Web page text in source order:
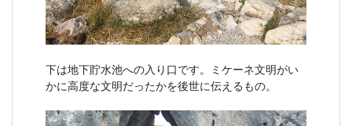
下は地下貯水池への入り口です。ミケーネ文明がい
かに高度な文明だったかを後世に伝えるもの。